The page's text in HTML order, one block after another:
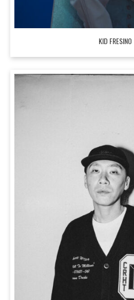
KID FRESINO